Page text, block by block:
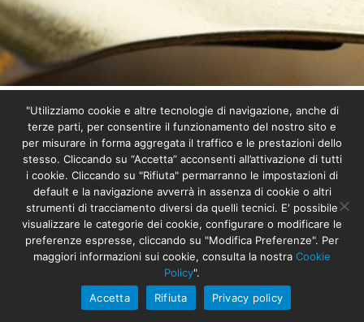
Testamento solidale
Fare del bene è possibile, sempre. Anche dopo la
morte, grazie al testamento solidale. Con testamento
solidale si intende l’inserimento in qualità di erede o
di legatario la Piccola Casa della Divina Provvidenza
– Cottolengo, in modo da sostenerne le attività. Un
"Utilizziamo cookie e altre tecnologie di navigazione, anche di
terze parti, per consentire il funzionamento del nostro sito e
per misurare in forma aggregata il traffico e le prestazioni dello
stesso. Cliccando su “Accetta” acconsenti all’attivazione di tutti
i cookie. Cliccando su "Rifiuta" permarranno le impostazioni di
default e la navigazione avverrà in assenza di cookie o altri
strumenti di tracciamento diversi da quelli tecnici. E' possibile
visualizzare le categorie dei cookie, configurare o modificare le
preferenze espresse, cliccando su "Modifica Preferenze". Per
maggiori informazioni sui cookie, consulta la nostra Cookie
Policy".
Accetta
Rifiuta Privacy policy